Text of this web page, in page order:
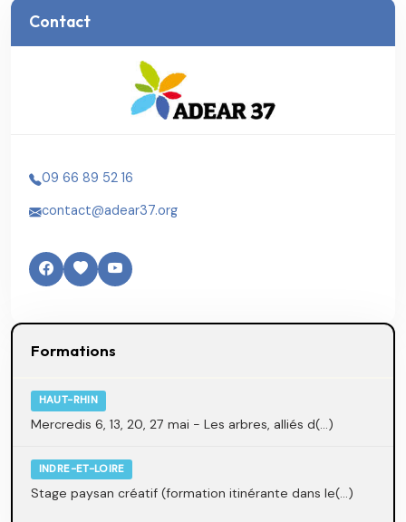
Contact
09 66 89 52 16
contact@adear37.org
Formations
HAUT-RHIN
Mercredis 6, 13, 20, 27 mai - Les arbres, alliés d(...)
INDRE-ET-LOIRE
Stage paysan créatif (formation itinérante dans le(...)